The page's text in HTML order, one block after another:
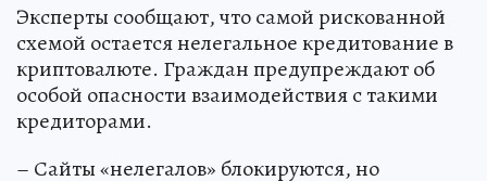
Эксперты сообщают, что самой рискованной
схемой остается нелегальное кредитование в
криптовалюте. Граждан предупреждают об
особой опасности взаимодействия с такими
кредиторами.
– Сайты «нелегалов» блокируются, но